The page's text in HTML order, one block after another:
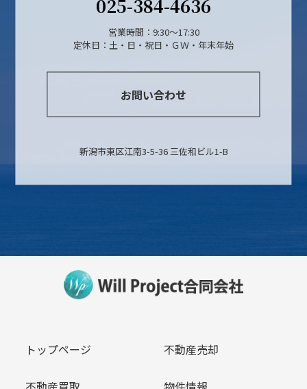
025-384-4636
営業時間：9:30～17:30
定休日：土・日・祝日・ＧＷ・年末年始
お問い合わせ
新潟市東区江南3-5-36 三佐和ビル1-B
トップページ 不動産売却